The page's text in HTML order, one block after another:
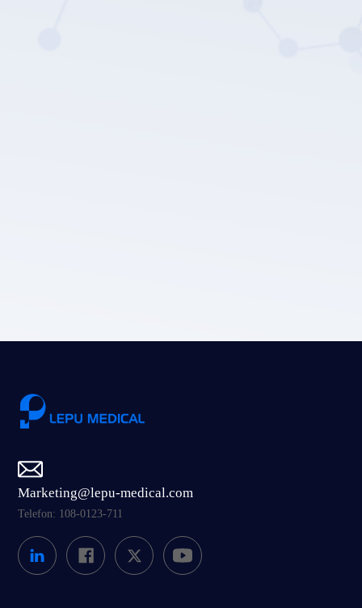
Marketing@lepu-medical.com
Telefon: 108-0123-711